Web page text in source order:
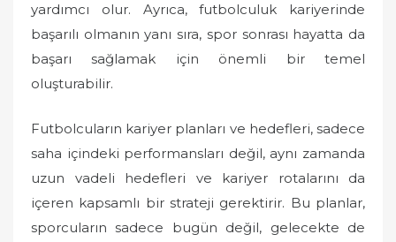
yardımcı olur. Ayrıca, futbolculuk kariyerinde
başarılı olmanın yanı sıra, spor sonrası hayatta da
başarı sağlamak için önemli bir temel
oluşturabilir.
Futbolcuların kariyer planları ve hedefleri, sadece
saha içindeki performansları değil, aynı zamanda
uzun vadeli hedefleri ve kariyer rotalarını da
içeren kapsamlı bir strateji gerektirir. Bu planlar,
sporcuların sadece bugün değil, gelecekte de